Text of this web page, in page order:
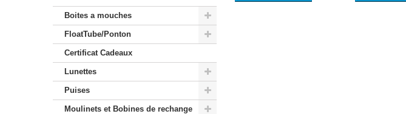
Boites a mouches
FloatTube/Ponton
Certificat Cadeaux
Lunettes
Puises
Moulinets et Bobines de rechange